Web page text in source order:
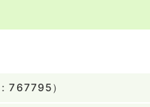
767795）